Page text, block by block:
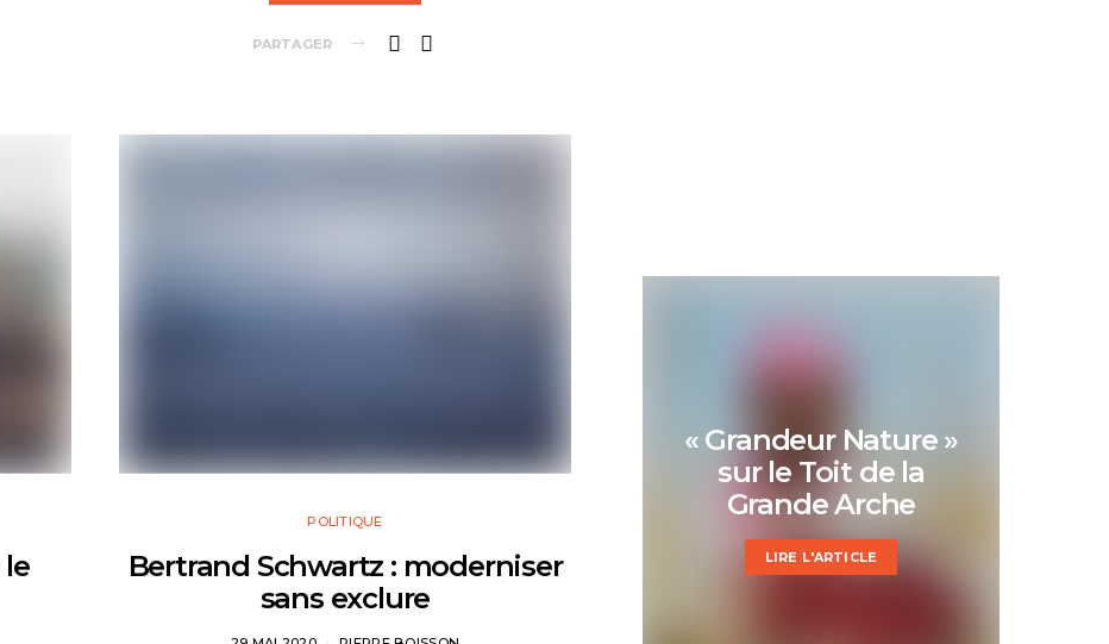
PARTAGER
POLITIQUE
Bertrand Schwartz : moderniser
sans exclure
« Grandeur Nature »
sur le Toit de la
Grande Arche
LIRE L'ARTICLE